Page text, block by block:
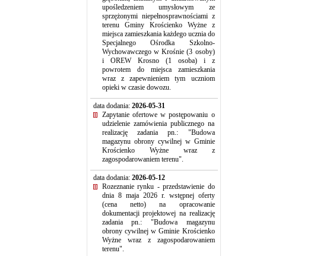
upośledzeniem umysłowym ze
sprzężonymi niepełnosprawnościami z
terenu Gminy Krościenko Wyżne z
miejsca zamieszkania każdego ucznia do
Specjalnego Ośrodka Szkolno-
Wychowawczego w Krośnie (3 osoby)
i OREW Krosno (1 osoba) i z
powrotem do miejsca zamieszkania
wraz z zapewnieniem tym uczniom
opieki w czasie dowozu.
data dodania: 2026-05-31
Zapytanie ofertowe w postępowaniu o
udzielenie zamówienia publicznego na
realizację zadania pn.: "Budowa
magazynu obrony cywilnej w Gminie
Krościenko Wyżne wraz z
zagospodarowaniem terenu".
data dodania: 2026-05-12
Rozeznanie rynku - przedstawienie do
dnia 8 maja 2026 r. wstępnej oferty
(cena netto) na opracowanie
dokumentacji projektowej na realizację
zadania pn.: "Budowa magazynu
obrony cywilnej w Gminie Krościenko
Wyżne wraz z zagospodarowaniem
terenu".